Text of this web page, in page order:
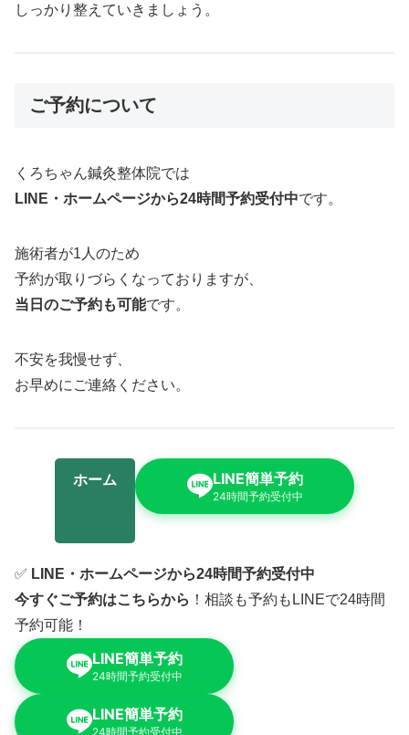
しっかり整えていきましょう。
ご予約について
くろちゃん鍼灸整体院では
LINE・ホームページから24時間予約受付中です。
施術者が1人のため
予約が取りづらくなっておりますが、
当日のご予約も可能です。
不安を我慢せず、
お早めにご連絡ください。
ホーム LINE簡単予約
24時間予約受付中
✅ LINE・ホームページから24時間予約受付中
今すぐご予約はこちらから ！相談も予約もLINEで24時間
予約可能！
LINE簡単予約
24時間予約受付中
LINE簡単予約
24時間予約受付中